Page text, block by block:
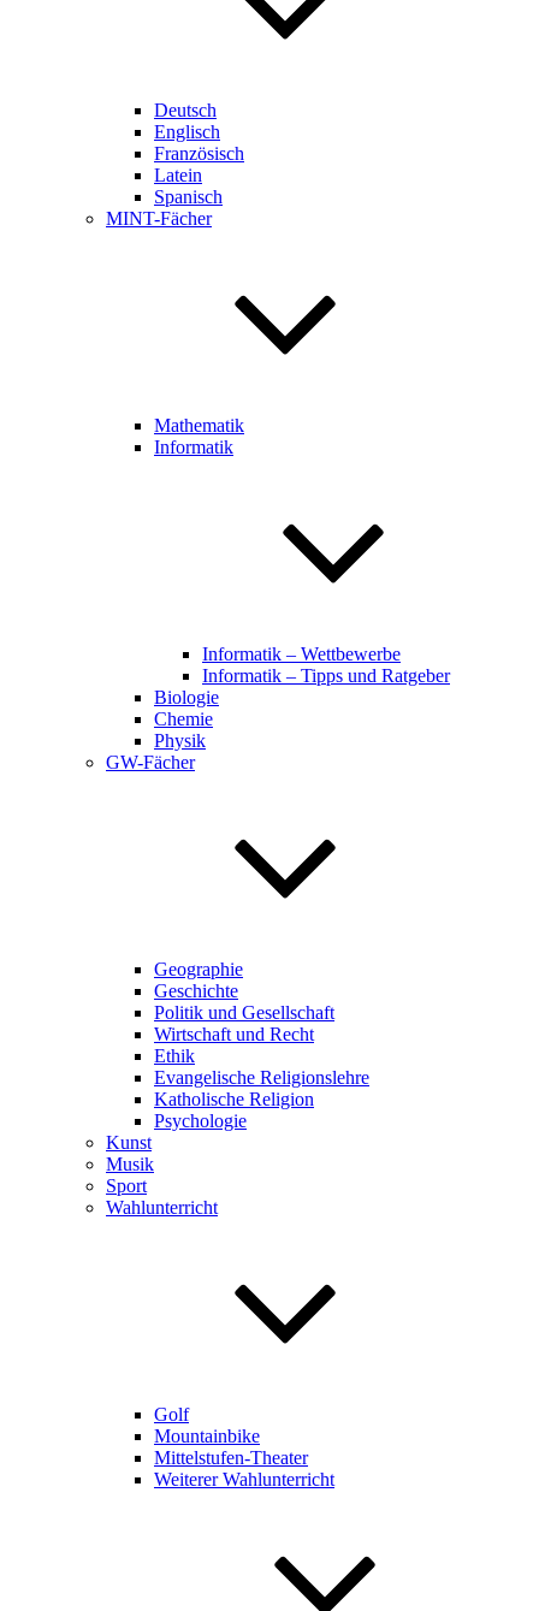
Deutsch
Englisch
Französisch
Latein
Spanisch
MINT-Fächer
Mathematik
Informatik
Informatik – Wettbewerbe
Informatik – Tipps und Ratgeber
Biologie
Chemie
Physik
GW-Fächer
Geographie
Geschichte
Politik und Gesellschaft
Wirtschaft und Recht
Ethik
Evangelische Religionslehre
Katholische Religion
Psychologie
Kunst
Musik
Sport
Wahlunterricht
Golf
Mountainbike
Mittelstufen-Theater
Weiterer Wahlunterricht